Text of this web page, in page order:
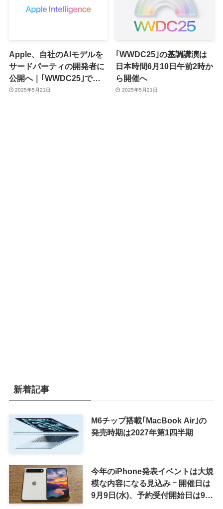
Apple、自社のAIモデルを
サードパーティの開発者に
公開へ｜｢WWDC25｣で正
式発表
2025年5月21日
｢WWDC25｣の基調講演は
日本時間6月10日午前2時か
ら開催へ
2025年5月21日
新着記事
M6チップ搭載｢MacBook Air｣の
発売時期は2027年第1四半期
今年のiPhone発表イベントは大規
模な内容になる見込み ｰ 開催日は
9月9日(水)、予約受付開始日は9月